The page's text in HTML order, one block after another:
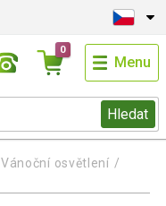
Hledat
0
Menu
Vánoční osvětlení